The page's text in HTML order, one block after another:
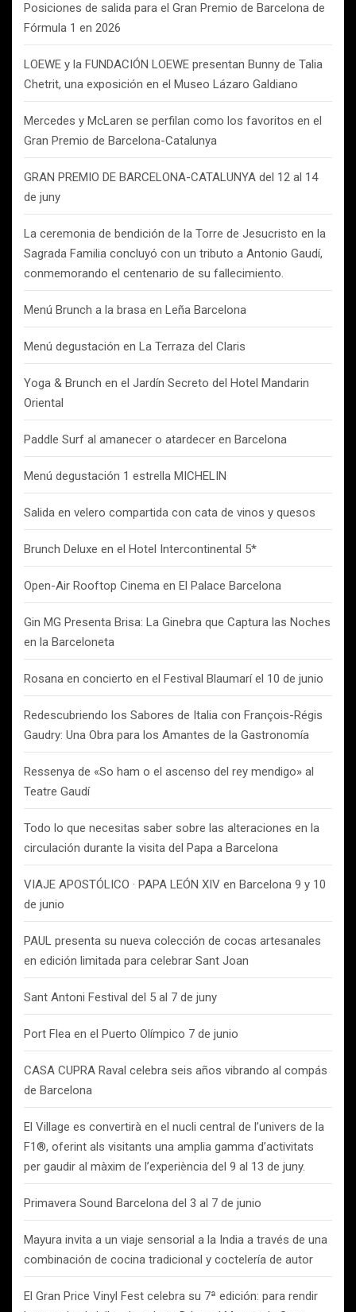
Posiciones de salida para el Gran Premio de Barcelona de
Fórmula 1 en 2026
LOEWE y la FUNDACIÓN LOEWE presentan Bunny de Talia
Chetrit, una exposición en el Museo Lázaro Galdiano
Mercedes y McLaren se perfilan como los favoritos en el
Gran Premio de Barcelona-Catalunya
GRAN PREMIO DE BARCELONA-CATALUNYA del 12 al 14
de juny
La ceremonia de bendición de la Torre de Jesucristo en la
Sagrada Familia concluyó con un tributo a Antonio Gaudí,
conmemorando el centenario de su fallecimiento.
Menú Brunch a la brasa en Leña Barcelona
Menú degustación en La Terraza del Claris
Yoga & Brunch en el Jardín Secreto del Hotel Mandarin
Oriental
Paddle Surf al amanecer o atardecer en Barcelona
Menú degustación 1 estrella MICHELIN
Salida en velero compartida con cata de vinos y quesos
Brunch Deluxe en el Hotel Intercontinental 5*
Open-Air Rooftop Cinema en El Palace Barcelona
Gin MG Presenta Brisa: La Ginebra que Captura las Noches
en la Barceloneta
Rosana en concierto en el Festival Blaumarí el 10 de junio
Redescubriendo los Sabores de Italia con François-Régis
Gaudry: Una Obra para los Amantes de la Gastronomía
Ressenya de «So ham o el ascenso del rey mendigo» al
Teatre Gaudí
Todo lo que necesitas saber sobre las alteraciones en la
circulación durante la visita del Papa a Barcelona
VIAJE APOSTÓLICO · PAPA LEÓN XIV en Barcelona 9 y 10
de junio
PAUL presenta su nueva colección de cocas artesanales
en edición limitada para celebrar Sant Joan
Sant Antoni Festival del 5 al 7 de juny
Port Flea en el Puerto Olímpico 7 de junio
CASA CUPRA Raval celebra seis años vibrando al compás
de Barcelona
El Village es convertirà en el nucli central de l’univers de la
F1®, oferint als visitants una amplia gamma d’activitats
per gaudir al màxim de l’experiència del 9 al 13 de juny.
Primavera Sound Barcelona del 3 al 7 de junio
Mayura invita a un viaje sensorial a la India a través de una
combinación de cocina tradicional y coctelería de autor
El Gran Price Vinyl Fest celebra su 7ª edición: para rendir